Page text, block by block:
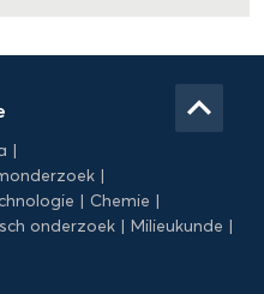
Chemie
onderzoek
Milieukunde
keyboard_arrow_up